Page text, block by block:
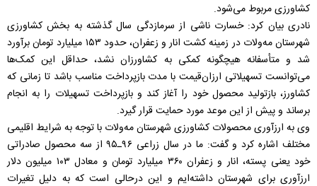
کشاورزی مربوط می‌شود.
نادری بیان کرد: خسارت ناشی از سرمازدگی سال گذشته به بخش کشاورزی
شهرستان مه‌ولات در زمینه کشت انار و زعفران، حدود ۱۵۳ میلیارد تومان برآورد
شد و متأسفانه هیچگونه کمکی به کشاورزان نشد، حداقل این کمک‌ها
می‌توانست تسهیلاتی ارزان‌قیمت با مدت بازپرداخت مناسب باشد تا زمانی که
کشاورز، بازتولید محصول خود را آغاز کند و بازپرداخت تسهیلات را به انجام
برساند و پیش از این موعد مورد حمایت قرار گیرد.
وی به ارزآوری محصولات کشاورزی شهرستان مه‌ولات با توجه به شرایط اقلیمی
مختلف اشاره کرد و گفت: ما در سال زراعی ۹۶ـ۹۵ از سه محصول صادراتی
خود یعنی پسته، انار و زعفران ۳۶۰ میلیارد تومان و معادل ۱۰۳ میلیون دلار
ارزآوری برای شهرستان داشته‌ایم و این درحالی است که به دلیل تغیرات